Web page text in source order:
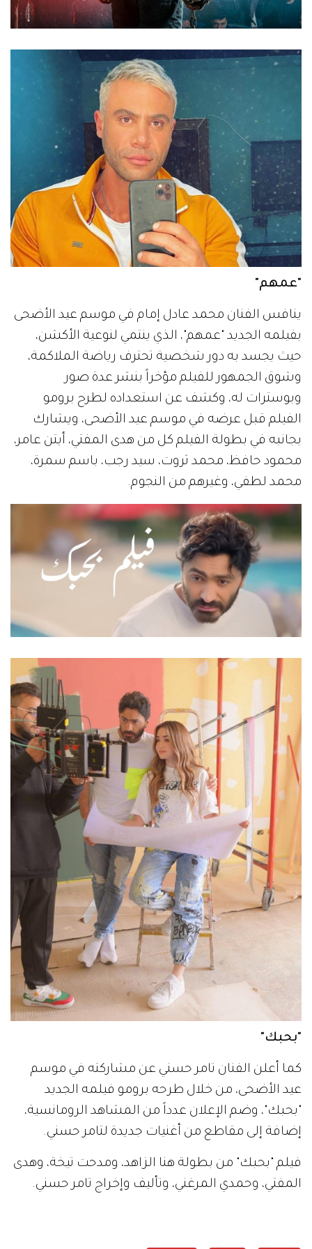
"عمهم"
ينافس الفنان محمد عادل إمام في موسم عيد الأضحى
بفيلمه الجديد "عمهم"، الذي ينتمي لنوعية الأكشن،
حيث يجسد به دور شخصية تحترف رياضة الملاكمة،
وشوق الجمهور للفيلم مؤخراً بنشر عدة صور
وبوسترات له، وكشف عن استعداده لطرح برومو
الفيلم قبل عرضه في موسم عيد الأضحى، ويشارك
بجانبه في بطولة الفيلم كل من هدى المفتي، أيتن عامر،
محمود حافظ، محمد ثروت، سيد رجب، باسم سمرة،
محمد لطفي، وغيرهم من النجوم.
"بحبك"
كما أعلن الفنان تامر حسني عن مشاركته في موسم
عيد الأضحى، من خلال طرحه برومو فيلمه الجديد
"بحبك"، وضم الإعلان عدداً من المشاهد الرومانسية،
إضافة إلى مقاطع من أغنيات جديدة لتامر حسني.
فيلم "بحبك" من بطولة هنا الزاهد، ومدحت تيخة، وهدى
المفتي، وحمدي المرغني، وتأليف وإخراج تامر حسني.